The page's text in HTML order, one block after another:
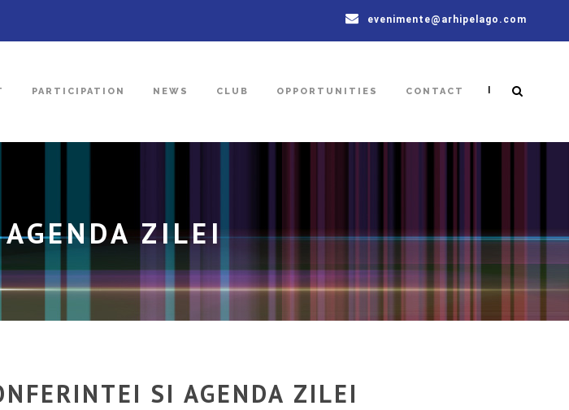
evenimente@arhipelago.com
PARTICIPATION NEWS CLUB OPPORTUNITIES CONTACT |
ZILEI
SI AGENDA ZILEI